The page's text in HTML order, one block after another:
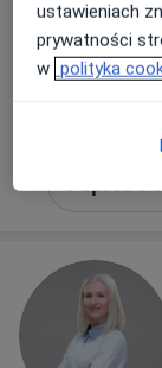
Sebastiana
FizjoNature
Poproś o
ustawieniach
prywatności
w polityka